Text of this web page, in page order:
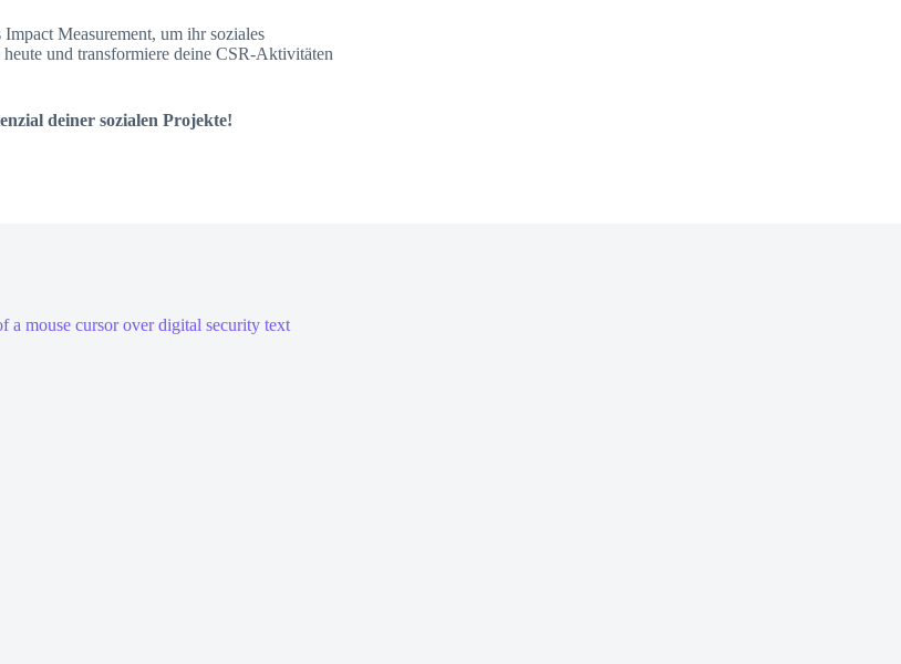
Measurement, um ihr soziales
und transformiere deine CSR-Aktivitäten
deiner sozialen Projekte!